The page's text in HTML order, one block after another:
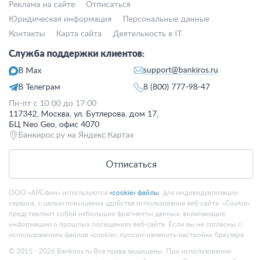
Реклама на сайте
Отписаться
Юридическая информация
Персональные данные
Контакты
Карта сайта Деятельность в IT
Служба поддержки клиентов:
В Max
В Телеграм
support@bankiros.ru
8 (800) 777-98-47
Пн-пт с 10:00 до 17:00
117342, Москва, ул. Бутлерова, дом 17,
БЦ Neo Geo, офис 4070
Банкирос.ру на Яндекс.Картах
Отписаться
ООО «АРСфин» используются «cookie» файлы , для индивидуализации
сервиса, с целью повышения удобства использования веб-сайта. «Cookie»
представляют собой небольшие фрагменты данных, включающие
информацию о прошлых посещениях веб-сайта. Если вы не согласны с
использованием файлов «cookie», просим изменить настройки браузера.
© 2015 - 2026 Bankiros.ru Все права защищены. При использовании